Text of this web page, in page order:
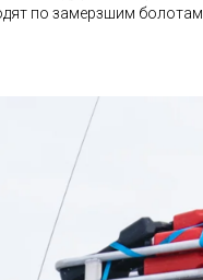
по замерзшим болотам.